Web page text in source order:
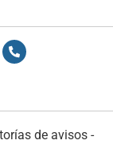
de avisos -